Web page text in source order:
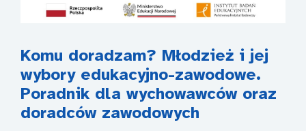
Komu doradzam? Młodzież i jej
wybory edukacyjno-zawodowe.
Poradnik dla wychowawców oraz
doradców zawodowych